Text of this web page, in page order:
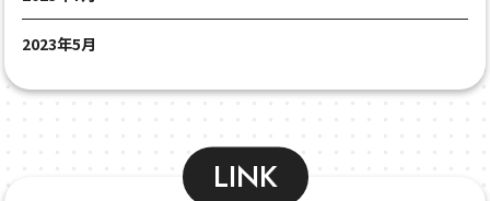
2023年5月
LINK